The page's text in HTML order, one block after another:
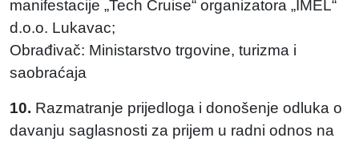
manifestacije „Tech Cruise“ organizatora „IMEL“
d.o.o. Lukavac;
Obrađivač: Ministarstvo trgovine, turizma i
saobraćaja
10. Razmatranje prijedloga i donošenje odluka o
davanju saglasnosti za prijem u radni odnos na